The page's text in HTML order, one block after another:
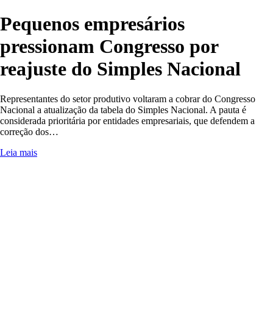
Pequenos empresários
pressionam Congresso por
reajuste do Simples Nacional
Representantes do setor produtivo voltaram a cobrar do Congresso
Nacional a atualização da tabela do Simples Nacional. A pauta é
considerada prioritária por entidades empresariais, que defendem a
correção dos…
Leia mais